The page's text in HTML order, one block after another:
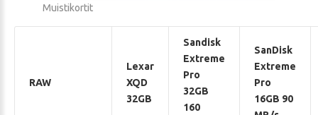
Muistikortit
RAW
Lexar
XQD
32GB
Sandisk
Extreme
Pro
32GB
160
SanDisk
Extreme
Pro
16GB 90